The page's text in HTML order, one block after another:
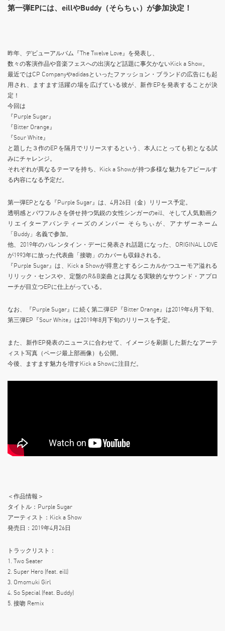
第一弾EPには、 eillやBuddy（そらちぃ）が参加決定！
昨年、デビューアルバム『The Twelve Love』を発表し、
数々の客演作品や音楽フェスへの出演など話題に事欠かないKick a Show。
最近ではCP Companyやadidasといったファッション・ブランドの広告にも起
用され、ますます活躍の場を広げている彼が、新作EPを発表することが決
定！
今回は
『Purple Sugar』
『Bitter Orange』
『Sour White』
と題した３作のEPを隔月でリリースするという、本人にとっても初となる試
みにチャレンジ。
それぞれが異なるテーマを持ち、Kick a Showが持つ多様な魅力をアピールす
る内容になる予定だ。
第一弾EPとなる『Purple Sugar』は、4月26日（金）リリース予定。
透明感とパワフルさを併せ持つ気鋭の女性シンガーのeill、そして人気動画ク
リエイターアバンティーズのメンバー そらちぃが、アナザーネーム
「Buddy」名義で参加。
他、2019年のバレンタイン・デーに発表され話題になった、ORIGINAL LOVE
が1993年に放った代表曲「接吻」のカバーも収録される。
『Purple Sugar』は、Kick a Showが得意とするシニカルかつユーモア溢れる
リリック・センスや、定盤のR&B楽曲とは異なる実験的なサウンド・アプロ
ーチが目立つEPに仕上がっている。
なお、『Purple Sugar』に続く第二弾EP『Bitter Orange』は2019年6月下旬、
第三弾EP『Sour White』は2019年8月下旬のリリースを予定。
また、新作EP発表のニュースに合わせて、イメージを刷新した新たなアーテ
ィスト写真（ページ最上部画像）も公開。
今後、ますます魅力を増すKick a Showに注目だ。
＜作品情報＞
タイトル：Purple Sugar
アーティスト：Kick a Show
発売日：2019年4月26日
トラックリスト：
1. Two Seater
2. Super Hero (feat. eill)
3. Omomuki Girl
4. So Special (feat. Buddy)
5. 接吻 Remix